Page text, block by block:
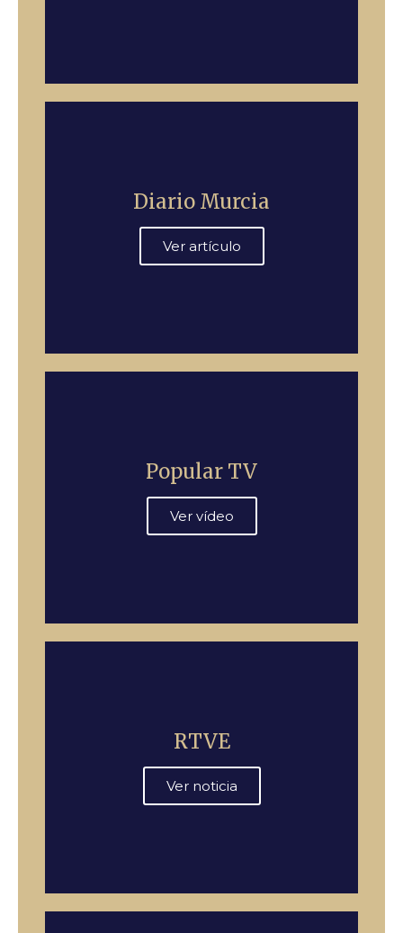
Diario Murcia
Ver artículo
Popular TV
Ver vídeo
RTVE
Ver noticia